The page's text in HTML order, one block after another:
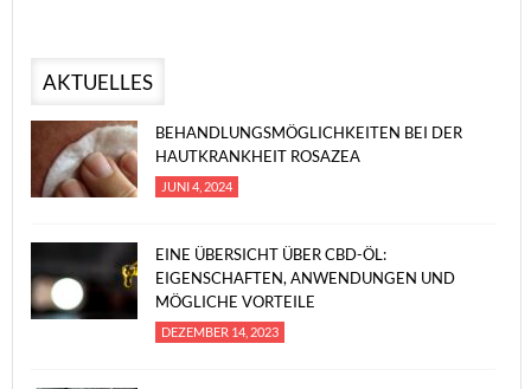
AKTUELLES
BEHANDLUNGSMÖGLICHKEITEN BEI DER
HAUTKRANKHEIT ROSAZEA
JUNI 4, 2024
EINE ÜBERSICHT ÜBER CBD-ÖL:
EIGENSCHAFTEN, ANWENDUNGEN UND
MÖGLICHE VORTEILE
DEZEMBER 14, 2023